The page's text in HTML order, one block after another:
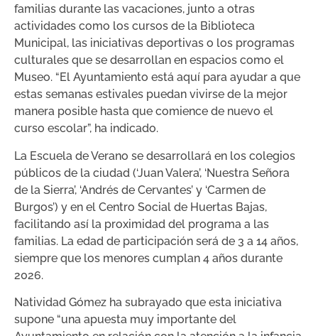
familias durante las vacaciones, junto a otras
actividades como los cursos de la Biblioteca
Municipal, las iniciativas deportivas o los programas
culturales que se desarrollan en espacios como el
Museo. “El Ayuntamiento está aquí para ayudar a que
estas semanas estivales puedan vivirse de la mejor
manera posible hasta que comience de nuevo el
curso escolar”, ha indicado.
La Escuela de Verano se desarrollará en los colegios
públicos de la ciudad (‘Juan Valera’, ‘Nuestra Señora
de la Sierra’, ‘Andrés de Cervantes’ y ‘Carmen de
Burgos’) y en el Centro Social de Huertas Bajas,
facilitando así la proximidad del programa a las
familias. La edad de participación será de 3 a 14 años,
siempre que los menores cumplan 4 años durante
2026.
Natividad Gómez ha subrayado que esta iniciativa
supone “una apuesta muy importante del